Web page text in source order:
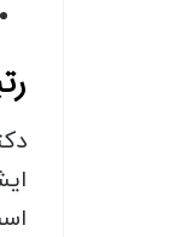
رتبه 3: دکتر